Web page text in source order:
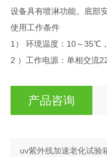
设备具有喷淋功能。底部
使用工作条件
1） 环境温度：10～35℃
2 ）工作电源：单相交流
产品咨询